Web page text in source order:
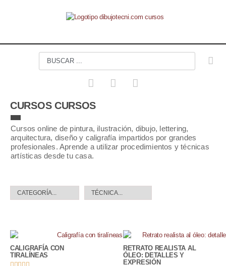
CURSOS CURSOS
Cursos online de pintura, ilustración, dibujo, lettering,
arquitectura, diseño y caligrafía impartidos por grandes
profesionales. Aprende a utilizar procedimientos y técnicas
artísticas desde tu casa.
CALIGRAFÍA CON
TIRALÍNEAS
RETRATO REALISTA AL
ÓLEO: DETALLES Y
EXPRESIÓN